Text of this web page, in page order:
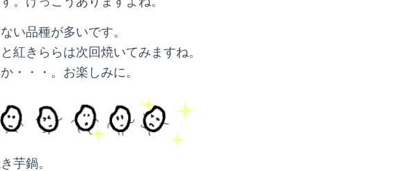
い品種が多いです。
紅きららは次回焼いてみますね。
・・・。お楽しみに。
芋鍋。